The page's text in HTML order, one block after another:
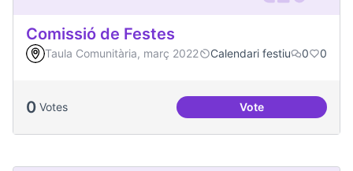
Comissió de Festes
Taula Comunitària, març 2022 Calendari festiu 0 0
0 Votes VoteComissió de